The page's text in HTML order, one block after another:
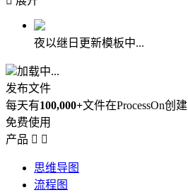
夜以继日更新模板中...
加载中...
发布文件
每天有100,000+文件在ProcessOn创建
免费使用
产品  
思维导图
流程图